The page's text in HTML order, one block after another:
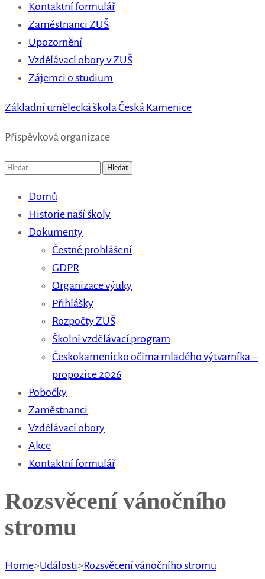
Kontaktní formulář
Zaměstnanci ZUŠ
Upozornění
Vzdělávací obory v ZUŠ
Zájemci o studium
Základní umělecká škola Česká Kamenice
Příspěvková organizace
Vyhledávání
Domů
Historie naší školy
Dokumenty
Čestné prohlášení
GDPR
Organizace výuky
Přihlášky
Rozpočty ZUŠ
Školní vzdělávací program
Českokamenicko očima mladého výtvarníka –
propozice 2026
Pobočky
Zaměstnanci
Vzdělávací obory
Akce
Kontaktní formulář
Rozsvěcení vánočního
stromu
Home>Události>Rozsvěcení vánočního stromu